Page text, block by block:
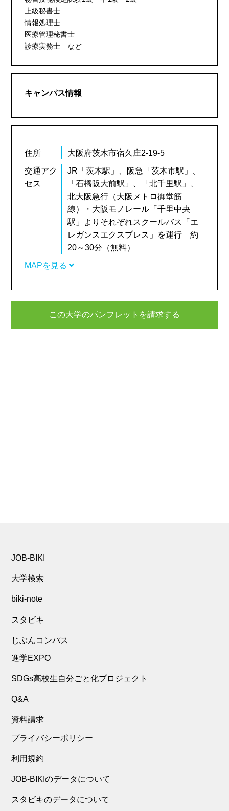
上級秘書士
情報処理士
医療管理秘書士
診療実務士 など
キャンパス情報
住所 大阪府茨木市宿久庄2-19-5
交通アク
セス
JR「茨木駅」、阪急「茨木市駅」、
「石橋阪大前駅」、「北千里駅」、
北大阪急行（大阪メトロ御堂筋
線）・大阪モノレール「千里中央
駅」よりそれぞれスクールバス「エ
レガンスエクスプレス」を運行 約
20～30分（無料）
MAPを見る
この大学のパンフレットを請求する
JOB-BIKI
大学検索
biki-note
スタビキ
じぶんコンパス
進学EXPO
SDGs高校生自分ごと化プロジェクト
Q&A
資料請求
プライバシーポリシー
利用規約
JOB-BIKIのデータについて
スタビキのデータについて